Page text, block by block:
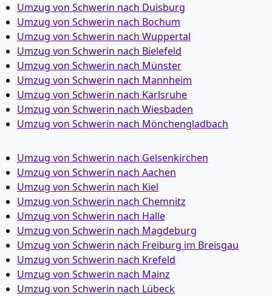
Umzug von Schwerin nach Duisburg
Umzug von Schwerin nach Bochum
Umzug von Schwerin nach Wuppertal
Umzug von Schwerin nach Bielefeld
Umzug von Schwerin nach Münster
Umzug von Schwerin nach Mannheim
Umzug von Schwerin nach Karlsruhe
Umzug von Schwerin nach Wiesbaden
Umzug von Schwerin nach Mönchen­gladbach
Umzug von Schwerin nach Gelsenkirchen
Umzug von Schwerin nach Aachen
Umzug von Schwerin nach Kiel
Umzug von Schwerin nach Chemnitz
Umzug von Schwerin nach Halle
Umzug von Schwerin nach Magdeburg
Umzug von Schwerin nach Freiburg im Breisgau
Umzug von Schwerin nach Krefeld
Umzug von Schwerin nach Mainz
Umzug von Schwerin nach Lübeck